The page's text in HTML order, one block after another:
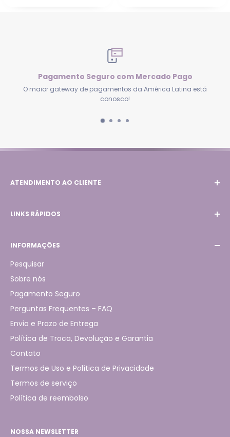
Pago
Latina está
Frete Grátis para todo
Envio imediatopara compras nocartão
ATENDIMENTO AO CLIENTE
WhatsApp:(31) 98789-4431
LINKS RÁPIDOS
Produtos
Pagamento Seguro
Rastreio de Pedidos
Sobre nós
Contato
INFORMAÇÕES
Pesquisar
Sobre nós
Pagamento Seguro
Perguntas Frequentes – FAQ
Envio e Prazo de Entrega
Política de Troca, Devolução e Garantia
Contato
Termos de Uso e Política de Privacidade
Termos de serviço
Política de reembolso
NOSSA NEWSLETTER